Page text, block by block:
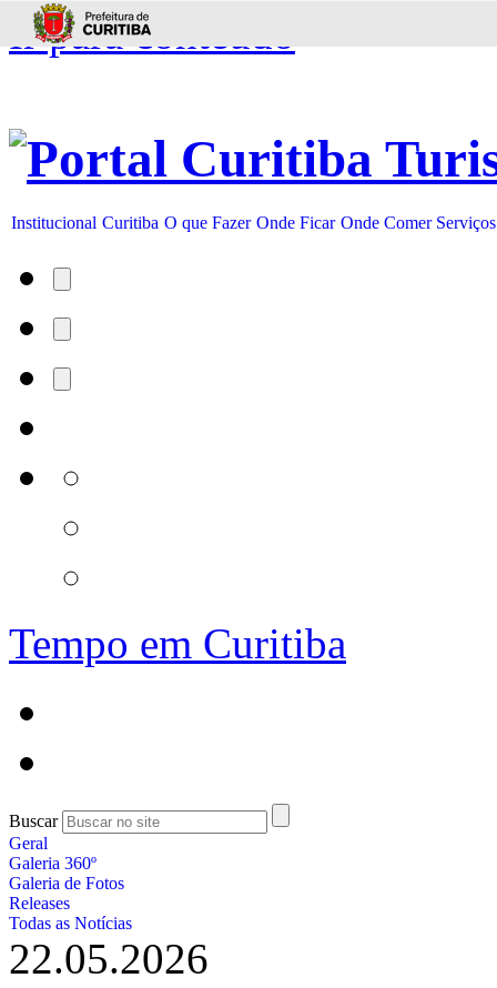
Ir para conteúdo
Institucional Curitiba O que Fazer Onde Ficar Onde Comer Serviços
Tempo em Curitiba
Buscar
Geral
Galeria 360º
Galeria de Fotos
Releases
Todas as Notícias
22.05.2026